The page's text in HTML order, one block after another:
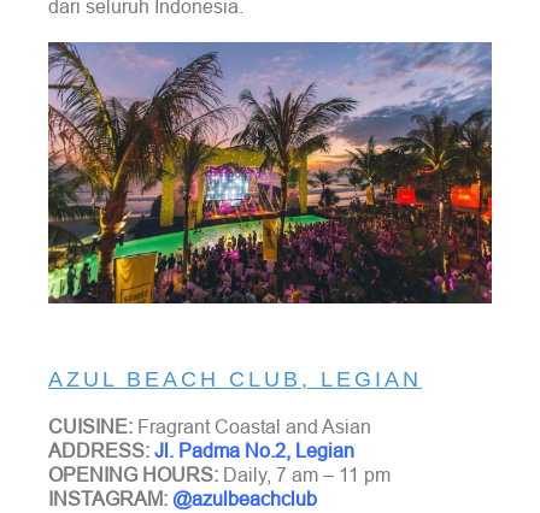
dari seluruh Indonesia.
AZUL BEACH CLUB, LEGIAN
CUISINE: Fragrant Coastal and Asian
ADDRESS: Jl. Padma No.2, Legian
OPENING HOURS: Daily, 7 am – 11 pm
INSTAGRAM: @azulbeachclub